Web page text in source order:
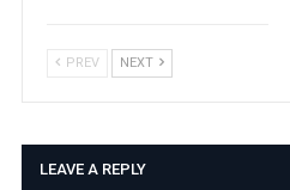
PREV NEXT
LEAVE A REPLY